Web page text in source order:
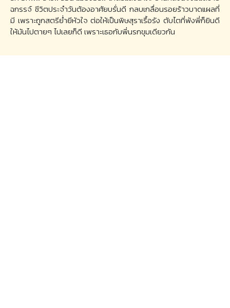
ฉกรรจ์ ชีวิตประจำวันต้องอาศัยบรั่นดี กลบเกลื่อนรอยร้าวบาดแผลที่
มี เพราะถูกสตรีย่ำยีหัวใจ ต่อให้เป็นพิษสุราเรื้อรัง ตับไตที่พังพี่ก็ยินดี
ให้มันไปตายๆ ไปเลยก็ดี เพราะเธอกับพี่นรกขุมเดียวกัน